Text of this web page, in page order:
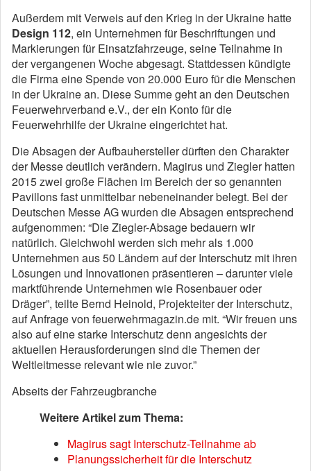
Außerdem mit Verweis auf den Krieg in der Ukraine hatte
Design 112, ein Unternehmen für Beschriftungen und
Markierungen für Einsatzfahrzeuge, seine Teilnahme in
der vergangenen Woche abgesagt. Stattdessen kündigte
die Firma eine Spende von 20.000 Euro für die Menschen
in der Ukraine an. Diese Summe geht an den Deutschen
Feuerwehrverband e.V., der ein Konto für die
Feuerwehrhilfe der Ukraine eingerichtet hat.
Die Absagen der Aufbauhersteller dürften den Charakter
der Messe deutlich verändern. Magirus und Ziegler hatten
2015 zwei große Flächen im Bereich der so genannten
Pavillons fast unmittelbar nebeneinander belegt. Bei der
Deutschen Messe AG wurden die Absagen entsprechend
aufgenommen: “Die Ziegler-Absage bedauern wir
natürlich. Gleichwohl werden sich mehr als 1.000
Unternehmen aus 50 Ländern auf der Interschutz mit ihren
Lösungen und Innovationen präsentieren – darunter viele
marktführende Unternehmen wie Rosenbauer oder
Dräger”, teilte Bernd Heinold, Projekteiter der Interschutz,
auf Anfrage von feuerwehrmagazin.de mit. “Wir freuen uns
also auf eine starke Interschutz denn angesichts der
aktuellen Herausforderungen sind die Themen der
Weltleitmesse relevant wie nie zuvor.”
Abseits der Fahrzeugbranche
Weitere Artikel zum Thema:
Magirus sagt Interschutz-Teilnahme ab
Planungssicherheit für die Interschutz